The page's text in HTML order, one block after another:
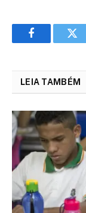
Facebook
LEIA TAMBÉM